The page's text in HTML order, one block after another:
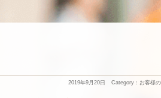
2019年9月20日 Category： お客様